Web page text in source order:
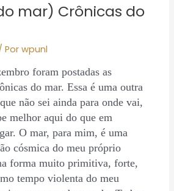
mar) Crônicas do
Porwpunl
foram postadas as
do mar. Essa é uma outra
não sei ainda para onde vai,
melhor aqui do que em
O mar, para mim, é uma
cósmica do meu próprio
forma muito primitiva, forte,
tempo violenta do meu